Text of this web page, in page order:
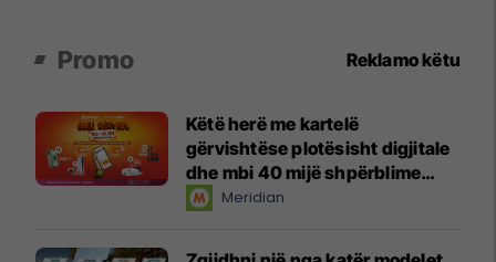
Promo Reklamo këtu
Këtë herë me kartelë
gërvishtëse plotësisht digjitale
dhe mbi 40 mijë shpërblime
instant!Meridian